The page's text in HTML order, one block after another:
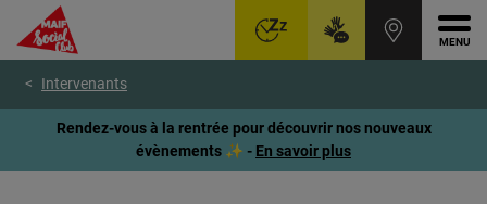
contenu
page
Intervenants
Rendez-vous à la rentrée pour découvrir nos nouveaux
évènements ✨ - En savoir plus